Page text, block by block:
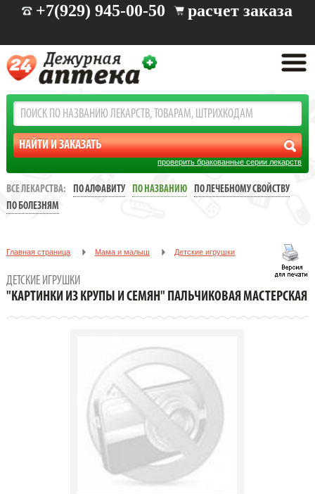
+7(929) 945-00-50 расчет заказа
проверить бракованные серии лекарств
ВСЕ ЛЕКАРСТВА: ПО АЛФАВИТУ ПО НАЗВАНИЮ
ПО ЛЕЧЕБНОМУ СВОЙСТВУ
ПО БОЛЕЗНЯМ
Главная страница Мама и малыш Детские игрушки
ДЕТСКИЕ ИГРУШКИ
"КАРТИНКИ ИЗ КРУПЫ И СЕМЯН" ПАЛЬЧИКОВАЯ МАСТЕРСКАЯ